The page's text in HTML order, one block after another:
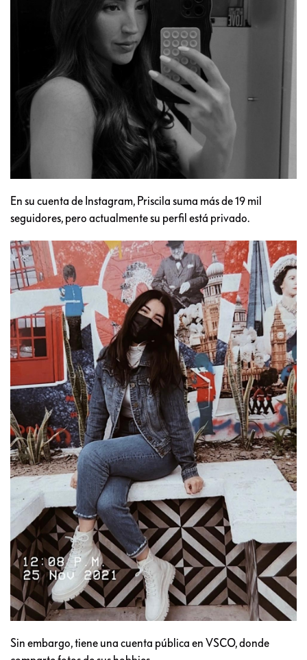
En su cuenta de Instagram, Priscila suma más de 19 mil
seguidores, pero actualmente su perfil está privado.
Sin embargo, tiene una cuenta pública en VSCO, donde